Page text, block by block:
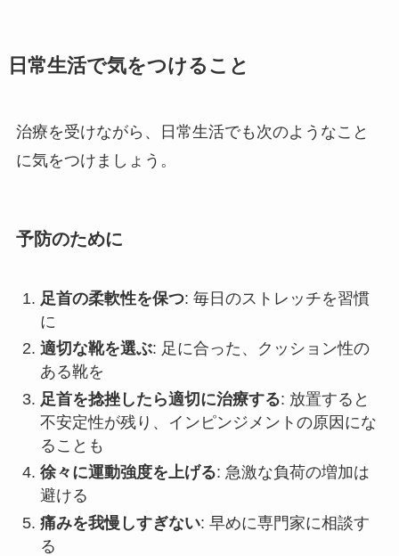
日常生活で気をつけること
治療を受けながら、日常生活でも次のようなこと
に気をつけましょう。
予防のために
足首の柔軟性を保つ: 毎日のストレッチを習慣
に
適切な靴を選ぶ: 足に合った、クッション性の
ある靴を
足首を捻挫したら適切に治療する: 放置すると
不安定性が残り、インピンジメントの原因にな
ることも
徐々に運動強度を上げる: 急激な負荷の増加は
避ける
痛みを我慢しすぎない: 早めに専門家に相談す
る